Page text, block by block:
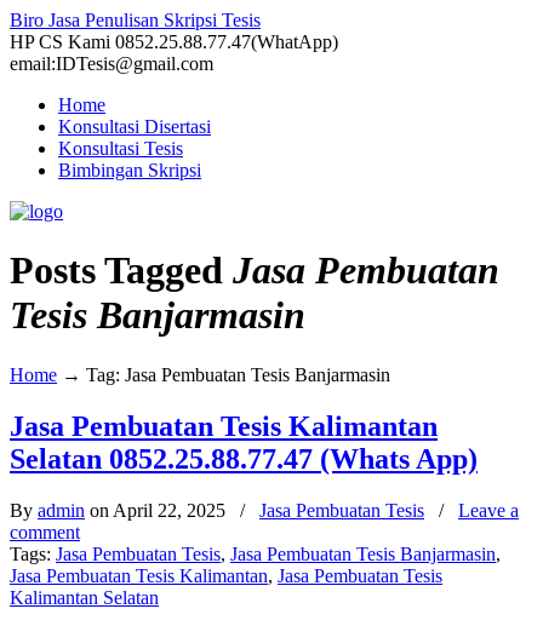
Biro Jasa Penulisan Skripsi Tesis
HP CS Kami 0852.25.88.77.47(WhatApp)
email:IDTesis@gmail.com
Home
Konsultasi Disertasi
Konsultasi Tesis
Bimbingan Skripsi
Posts Tagged Jasa Pembuatan
Tesis Banjarmasin
Home → Tag: Jasa Pembuatan Tesis Banjarmasin
Jasa Pembuatan Tesis Kalimantan
Selatan 0852.25.88.77.47 (Whats App)
By admin on April 22, 2025 / Jasa Pembuatan Tesis / Leave a
comment
Tags: Jasa Pembuatan Tesis, Jasa Pembuatan Tesis Banjarmasin,
Jasa Pembuatan Tesis Kalimantan, Jasa Pembuatan Tesis
Kalimantan Selatan